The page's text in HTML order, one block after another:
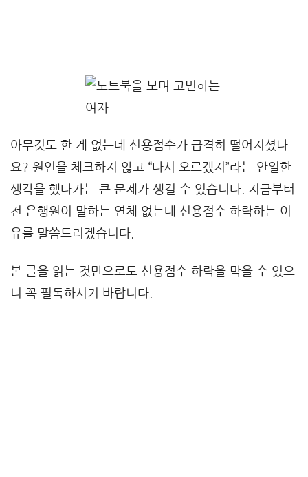
아무것도 한 게 없는데 신용점수가 급격히 떨어지셨나
요? 원인을 체크하지 않고 “다시 오르겠지”라는 안일한
생각을 했다가는 큰 문제가 생길 수 있습니다. 지금부터
전 은행원이 말하는 연체 없는데 신용점수 하락하는 이
유를 말씀드리겠습니다.
본 글을 읽는 것만으로도 신용점수 하락을 막을 수 있으
니 꼭 필독하시기 바랍니다.